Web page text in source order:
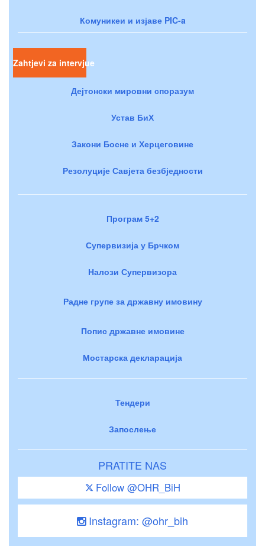
Комуникеи и изјаве PIC-a
Zahtjevi za intervjue
Дејтонски мировни споразум
Устав БиХ
Закони Босне и Херцеговине
Резолуције Савјета безбједности
Програм 5+2
Супервизија у Брчком
Налози Супервизора
Радне групе за државну имовину
Попис државне имовине
Мостарска декларација
Тендери
Запослење
PRATITE NAS
Follow @OHR_BiH
Instagram: @ohr_bih